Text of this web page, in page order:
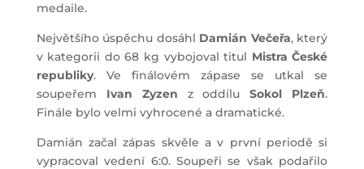
medaile.
Největšího úspěchu dosáhl Damián Večeřa, který
v kategorii do 68 kg vybojoval titul Mistra České
republiky. Ve finálovém zápase se utkal se
soupeřem Ivan Zyzen z oddíluSokol Plzeň.
Finále bylo velmi vyhrocené a dramatické.
Damián začal zápas skvěle a v první periodě si
vypracoval vedení 6:0. Soupeři se však podařilo